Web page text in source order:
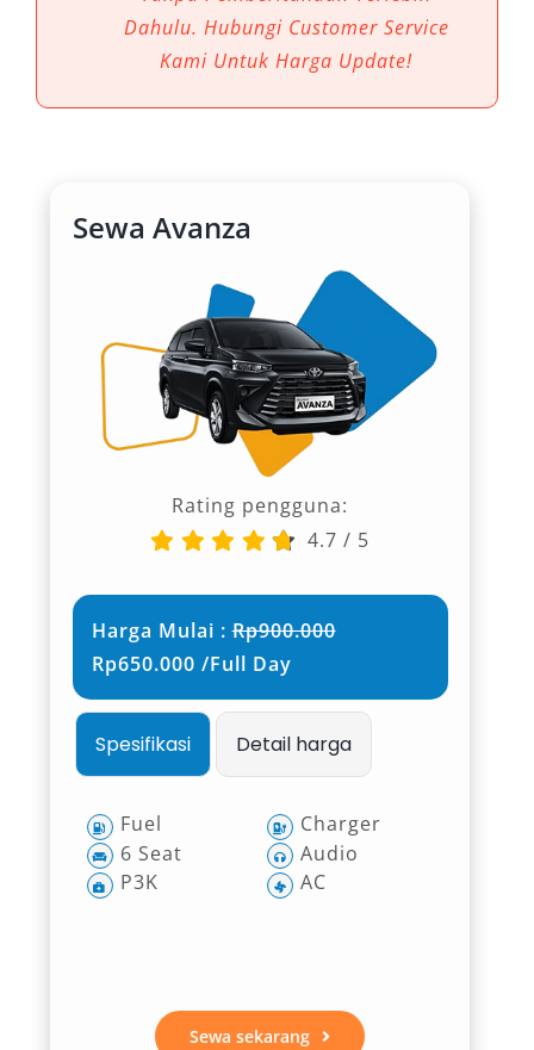
Dahulu. Hubungi Customer Service
Kami Untuk Harga Update!
Sewa Avanza
Rating pengguna:
4.7 / 5
Harga Mulai :Rp900.000
Rp650.000 /Full Day
Spesifikasi Detail harga
Fuel
6 Seat
P3K
Charger
Audio
AC
Sewa sekarang